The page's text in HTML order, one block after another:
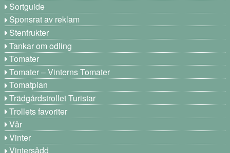
Sortguide
Sponsrat av reklam
Stenfrukter
Tankar om odling
Tomater
Tomater – Vinterns Tomater
Tomatplan
Trädgårdstrollet Turistar
Trollets favoriter
Vår
Vinter
Vintersådd